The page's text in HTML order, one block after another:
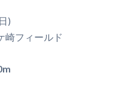
)
崎フィールド